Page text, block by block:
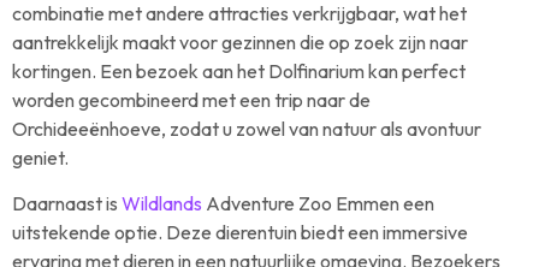
combinatie met andere attracties verkrijgbaar, wat het
aantrekkelijk maakt voor gezinnen die op zoek zijn naar
kortingen. Een bezoek aan het Dolfinarium kan perfect
worden gecombineerd met een trip naar de
Orchideeënhoeve, zodat u zowel van natuur als avontuur
geniet.
Daarnaast is Wildlands Adventure Zoo Emmen een
uitstekende optie. Deze dierentuin biedt een immersive
ervaring met dieren in een natuurlijke omgeving. Bezoekers